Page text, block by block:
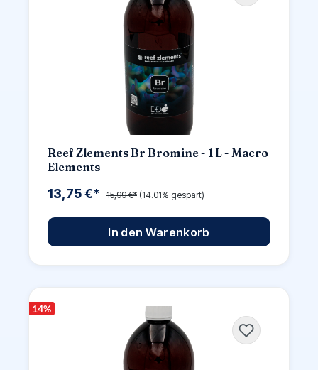
Reef Zlements Br Bromine - 1 L - Macro
Elements
13,75 €* 15,99 €* (14.01% gespart)
In den Warenkorb
14%